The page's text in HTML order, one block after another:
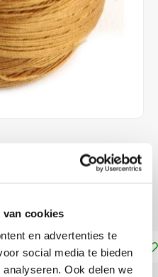
van cookies
en advertenties te
social media te bieden
Ook delen we
aan winkelwagen